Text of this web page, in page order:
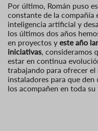
Por último, Román puso
constante de la compañía
inteligencia artificial y
los últimos dos años
en proyectos y este año
iniciativas , consideramos
estar en continua
trabajando para ofrecer
instaladores para que
los acompañen en toda